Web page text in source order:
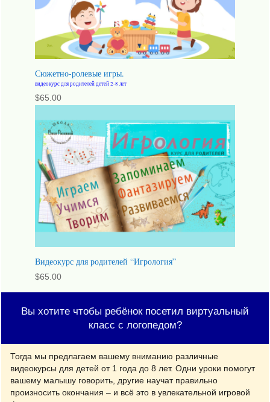
Сюжетно-ролевые игры.
видеокурс для родителей детей 2-8 лет
$65.00
Видеокурс для родителей “Игрология”
$65.00
Вы хотите чтобы ребёнок посетил виртуальный
класс с логопедом?
Тогда мы предлагаем вашему вниманию различные
видеокурсы для детей от 1 года до 8 лет. Одни уроки помогут
вашему малышу говорить, другие научат правильно
произносить окончания – и всё это в увлекательной игровой